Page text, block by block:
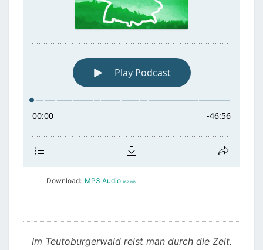
Download: MP3 Audio 162 MB
Im Teutoburgerwald reist man durch die Zeit.